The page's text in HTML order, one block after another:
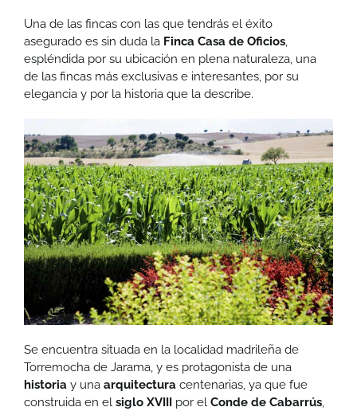
Una de las fincas con las que tendrás el éxito
asegurado es sin duda la Finca Casa de Oficios,
espléndida por su ubicación en plena naturaleza, una
de las fincas más exclusivas e interesantes, por su
elegancia y por la historia que la describe.
Se encuentra situada en la localidad madrileña de
Torremocha de Jarama, y es protagonista de una
historia y una arquitectura centenarias, ya que fue
construida en el siglo XVIII por el Conde de Cabarrús,